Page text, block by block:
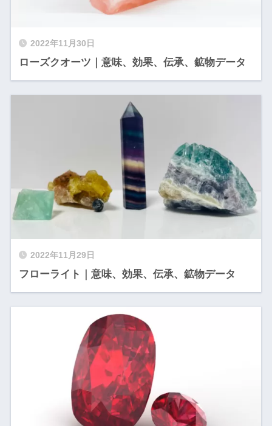
2022年11月30日
ローズクオーツ｜意味、効果、伝承、鉱物データ
2022年11月29日
フローライト｜意味、効果、伝承、鉱物データ